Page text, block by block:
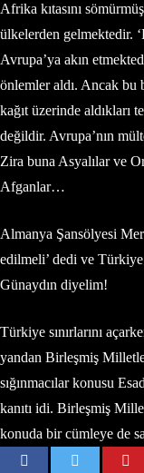
Afrika kıtasını
ülkelerden gelmektedir.
Avrupa’ya akın
önlemler aldı. Ancak bu
kağıt üzerinde aldıkları
değildir. Avrupa’nın
Zira buna Asyalılar ve
Afganlar…
Almanya Şansölyesi
edilmeli’ dedi ve Türkiye
Günaydın diyelim!
Türkiye sınırlarını
yandan Birleşmiş
sığınmacılar konusu
kanıtı idi. Birleşmiş
konuda bir cümleye de